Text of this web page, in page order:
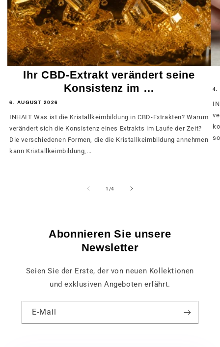
Ihr CBD-Extrakt verändert seine
Konsistenz im …
6. AUGUST 2026
INHALT Was ist die Kristallkeimbildung in CBD-Extrakten? Warum
verändert sich die Konsistenz eines Extrakts im Laufe der Zeit?
Die verschiedenen Formen, die die Kristallkeimbildung annehmen
kann Kristallkeimbildung,...
4.
1 /von
4
Abonnieren Sie unsere
Newsletter
Seien Sie der Erste, der von neuen Kollektionen
und exklusiven Angeboten erfährt.
E-Mail